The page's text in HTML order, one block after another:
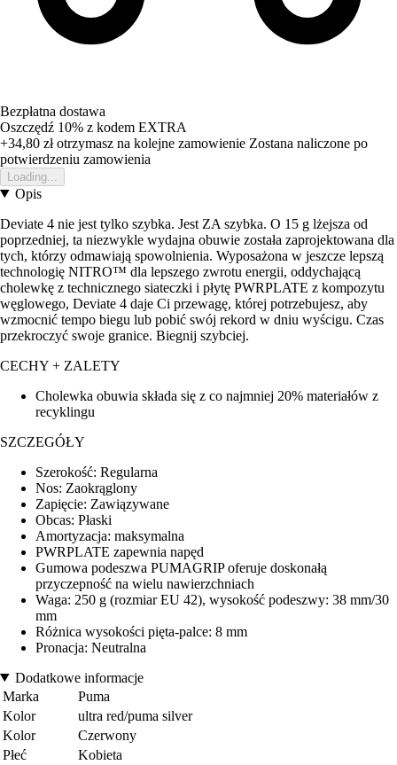
Bezpłatna dostawa
Oszczędź 10% z kodem EXTRA
+34,80 złotrzymasz na kolejne zamowienie Zostana naliczone po
potwierdzeniu zamowienia
Loading...
Opis
Deviate 4 nie jest tylko szybka. Jest ZA szybka. O 15 g lżejsza od
poprzedniej, ta niezwykle wydajna obuwie została zaprojektowana dla
tych, którzy odmawiają spowolnienia. Wyposażona w jeszcze lepszą
technologię NITRO™ dla lepszego zwrotu energii, oddychającą
cholewkę z technicznego siateczki i płytę PWRPLATE z kompozytu
węglowego, Deviate 4 daje Ci przewagę, której potrzebujesz, aby
wzmocnić tempo biegu lub pobić swój rekord w dniu wyścigu. Czas
przekroczyć swoje granice. Biegnij szybciej.
CECHY + ZALETY
Cholewka obuwia składa się z co najmniej 20% materiałów z
recyklingu
SZCZEGÓŁY
Szerokość: Regularna
Nos: Zaokrąglony
Zapięcie: Zawiązywane
Obcas: Płaski
Amortyzacja: maksymalna
PWRPLATE zapewnia napęd
Gumowa podeszwa PUMAGRIP oferuje doskonałą
przyczepność na wielu nawierzchniach
Waga: 250 g (rozmiar EU 42), wysokość podeszwy: 38 mm/30
mm
Różnica wysokości pięta-palce: 8 mm
Pronacja: Neutralna
Dodatkowe informacje
Marka
Puma
Kolor
ultra red/puma silver
Kolor
Czerwony
Płeć
Kobieta